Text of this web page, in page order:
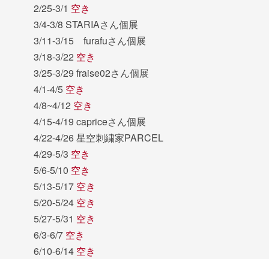
2/25-3/1 空き
3/4-3/8 STARIAさん個展
3/11-3/15 furafuさん個展
3/18-3/22 空き
3/25-3/29 fraise02さん個展
4/1-4/5 空き
4/8~4/12 空き
4/15-4/19 capriceさん個展
4/22-4/26 星空刺繍家PARCEL
4/29-5/3 空き
5/6-5/10 空き
5/13-5/17 空き
5/20-5/24 空き
5/27-5/31 空き
6/3-6/7 空き
6/10-6/14 空き